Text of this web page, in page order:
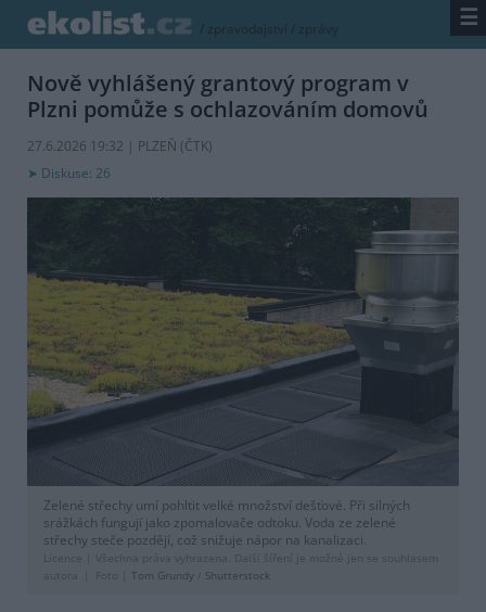
/ zpravodajství / zprávy ☰
Nově vyhlášený grantový program v
Plzni pomůže s ochlazováním domovů
27.6.2026 19:32 | PLZEŇ (ČTK)
Diskuse: 26
Zelené střechy umí pohltit velké množství dešťové. Při silných
srážkách fungují jako zpomalovače odtoku. Voda ze zelené
střechy steče pozdějí, což snižuje nápor na kanalizaci.
Licence |
Všechna práva vyhrazena. Další šíření je možné jen se souhlasem
autora
Foto | Tom Grundy Shutterstock